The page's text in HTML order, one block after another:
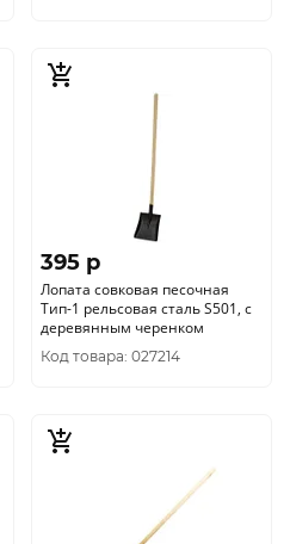
395 p
Лопата совковая песочная
Тип-1 рельсовая сталь S501, с
деревянным черенком
Код товара: 027214